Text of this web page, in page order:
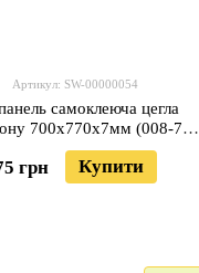
Артикул: SW-00000054
самоклеюча цегла
700х770х7мм (008-7)
SW-00000054
грн Купити